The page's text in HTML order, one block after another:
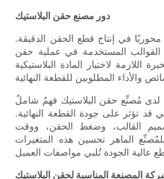
دور مصنع حقن البلاستيك
في إنتاج قطع الحقن الدقيقة.
المستخدمة في عملية حقن
اللازمة لاختيار المادة البلاستيكية
لدى مُصنِّع حقن البلاستيك فهمٌ شاملٌ
قد تؤثر على جودة القطعة النهائية.
القالب، وضغط الحقن، ووقت
للمُصنِّع الماهر تحسين هذه المتغيرات
المصنعة المناسبة لحقن البلاستيك